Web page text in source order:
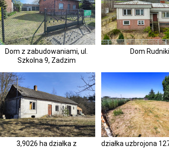
Dom z zabudowaniami, ul.
Szkolna 9, Zadzim
Dom Rudniki
3,9026 ha działka z
działka uzbrojona